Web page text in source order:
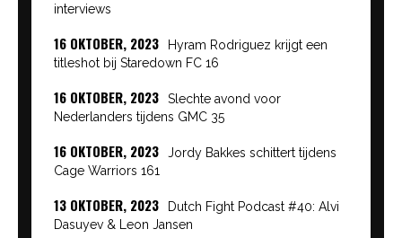
interviews
16 OKTOBER, 2023
Hyram Rodriguez krijgt een
titleshot bij Staredown FC 16
16 OKTOBER, 2023
Slechte avond voor
Nederlanders tijdens GMC 35
16 OKTOBER, 2023
Jordy Bakkes schittert tijdens
Cage Warriors 161
13 OKTOBER, 2023
Dutch Fight Podcast #40: Alvi
Dasuyev & Leon Jansen